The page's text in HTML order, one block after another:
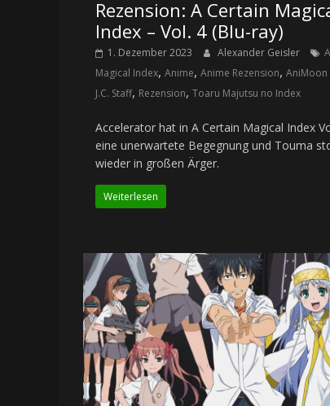
Rezension: A Certain
Index – Vol. 4 (Blu-ray)
1. Dezember 2023 Alexander Geisler
Magical Index, Anime, Anime Rezension, AniMoon
J.C. Staff, Rezension, Toaru Majutsu no Index
Accelerator hat in A Certain Magical Index
eine unerwartete Begegnung und Touma
wieder in großen Ärger.
Weiterlesen